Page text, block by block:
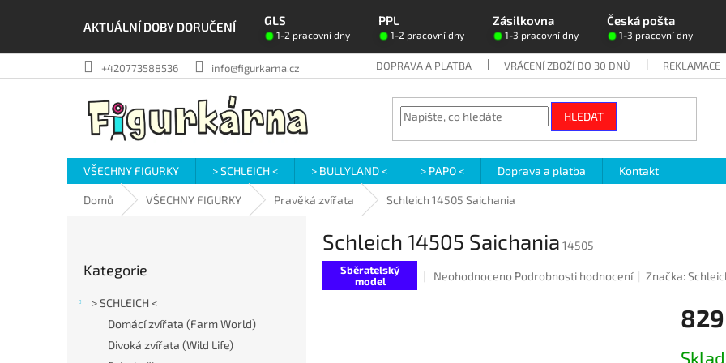
AKTUÁLNÍ DOBY DORUČENÍ GLS PPL Zásilkovna Česká pošta
1-2 pracovní dny 1-2 pracovní dny 1-3 pracovní dny 1-3 pracovní dny
+420773588536 info@figurkarna.cz DOPRAVA A PLATBA VRÁCENÍ ZBOŽÍ DO 30 DNŮ REKLAMACE
HLEDAT
VŠECHNY FIGURKY > SCHLEICH < > BULLYLAND < > PAPO < Doprava a platba Kontakt
Domů VŠECHNY FIGURKY Pravěká zvířata Schleich 14505 Saichania
kategorie
Kategorie
> SCHLEICH <
Domácí zvířata (Farm World)
Divoká zvířata (Wild Life)
Schleich 14505 Saichania 14505
Sběratelský
model
Průměrné
Neohodnoceno Podrobnosti hodnocení Značka: